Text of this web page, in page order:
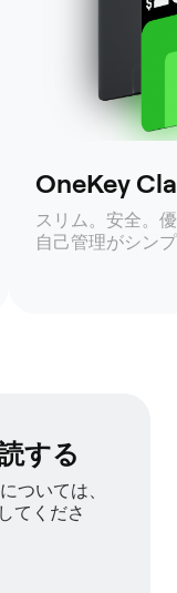
OneKey
スリム。安全。
自己管理がシン
する
ついては、
てくださ